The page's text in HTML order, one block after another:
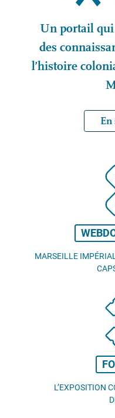
Un portail qui
des
l’histoire
En
MARSEILLE
L’EXPOSITION